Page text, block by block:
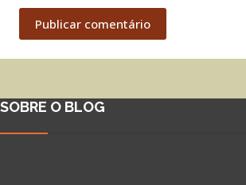
Publicar comentário
SOBRE O BLOG